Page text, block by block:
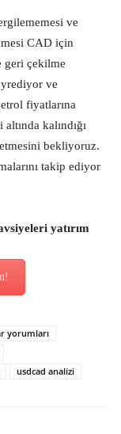
ve
CAD için
geri çekilme
ve
fiyatlarına
kalındığı
etmesini bekliyoruz.
takip ediyor
yatırım
yorumları
usdcad analizi